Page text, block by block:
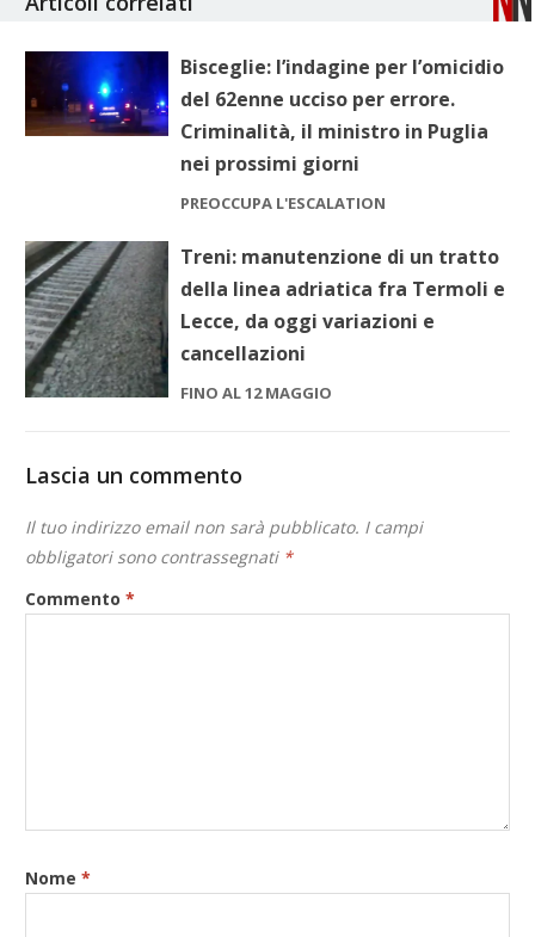
Bisceglie: l’indagine per l’omicidio
del 62enne ucciso per errore.
Criminalità, il ministro in Puglia
nei prossimi giorni
PREOCCUPA L'ESCALATION
Treni: manutenzione di un tratto
della linea adriatica fra Termoli e
Lecce, da oggi variazioni e
cancellazioni
FINO AL 12 MAGGIO
Lascia un commento
Il tuo indirizzo email non sarà pubblicato. I campi
obbligatori sono contrassegnati *
Commento*
Nome*